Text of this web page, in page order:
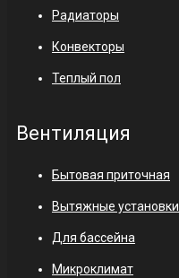
Радиаторы
Конвекторы
Теплый пол
Вентиляция
Бытовая приточная
Вытяжные установки
Для бассейна
Микроклимат